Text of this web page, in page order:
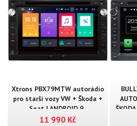
Xtrons PBX79MTW autorádio
pro starší vozy VW + Škoda +
Seat | ANDROID 9..
11 990 Kč